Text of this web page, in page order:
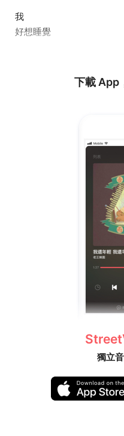
我
好想睡覺
下載 App
獨立